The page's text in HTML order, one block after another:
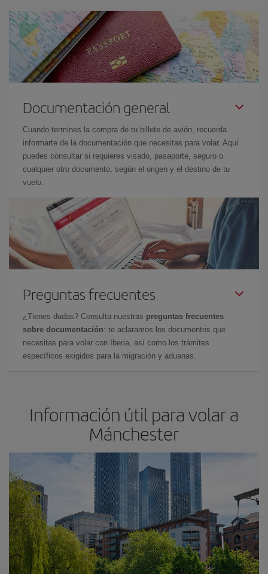
Documentación general
Cuando termines la compra de tu billete de avión, recuerda
informarte de la documentación que necesitas para volar. Aquí
puedes consultar si requieres visado, pasaporte, seguro o
cualquier otro documento, según el origen y el destino de tu
vuelo.
Preguntas frecuentes
¿Tienes dudas? Consulta nuestras preguntas frecuentes
sobre documentación: te aclaramos los documentos que
necesitas para volar con Iberia, así como los trámites
específicos exigidos para la migración y aduanas.
Información útil para volar a
Mánchester